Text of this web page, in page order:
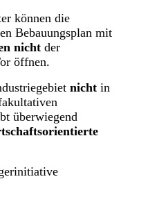
können die
Bebauungsplan mit
nichtder
öffnen.
nichtin
überwiegend